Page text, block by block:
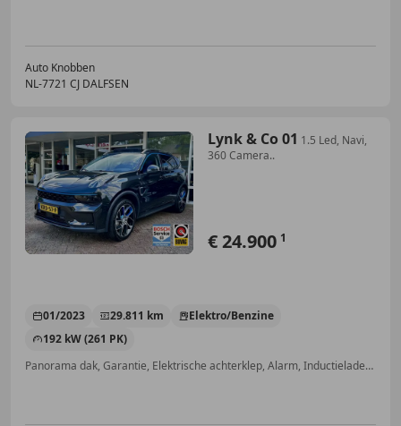
Auto Knobben
NL-7721 CJ DALFSEN
Lynk & Co 01 1.5 Led, Navi,
360 Camera..
€ 24.900 1
01/2023 29.811 km
Elektro/Benzine
192 kW (261 PK)
Panorama dak, Garantie, Elektrische achterklep, Alarm, Inductieladen voor smartphones, Dodehoekdetectie, Elektrische stoelverstelling, Parkeerhulp voor